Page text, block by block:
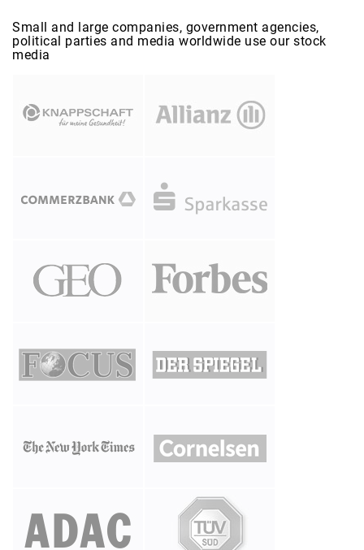
Small and large companies, government agencies,
political parties and media worldwide use our stock
media